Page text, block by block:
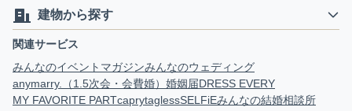
建物から探す
関連サービス
みんなのイベントマガジンみんなのウェディング
anymarry.（1.5次会・会費婚） 婚姻届DRESS EVERY
MY FAVORITE PARTcaprytaglessSELFiEみんなの結婚相談所